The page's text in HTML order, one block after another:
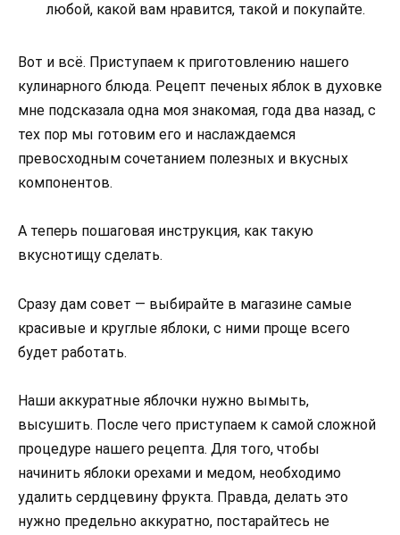
любой, какой вам нравится, такой и покупайте.
Вот и всё. Приступаем к приготовлению нашего
кулинарного блюда. Рецепт печеных яблок в духовке
мне подсказала одна моя знакомая, года два назад, с
тех пор мы готовим его и наслаждаемся
превосходным сочетанием полезных и вкусных
компонентов.
А теперь пошаговая инструкция, как такую
вкуснотищу сделать.
Сразу дам совет — выбирайте в магазине самые
красивые и круглые яблоки, с ними проще всего
будет работать.
Наши аккуратные яблочки нужно вымыть,
высушить. После чего приступаем к самой сложной
процедуре нашего рецепта. Для того, чтобы
начинить яблоки орехами и медом, необходимо
удалить сердцевину фрукта. Правда, делать это
нужно предельно аккуратно, постарайтесь не